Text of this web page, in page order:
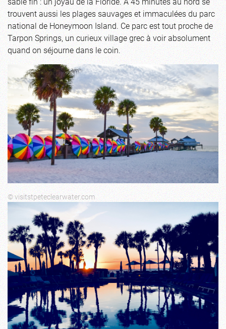
trouvent aussi les plages sauvages et immaculées du parc
national de Honeymoon Island. Ce parc est tout proche de
Tarpon Springs, un curieux village grec à voir absolument
quand on séjourne dans le coin.
© visitstpeteclearwater.com